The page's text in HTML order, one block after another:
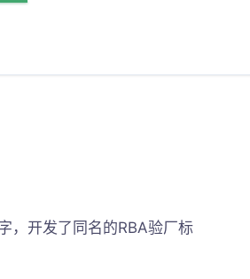
，开发了同名的RBA验厂标